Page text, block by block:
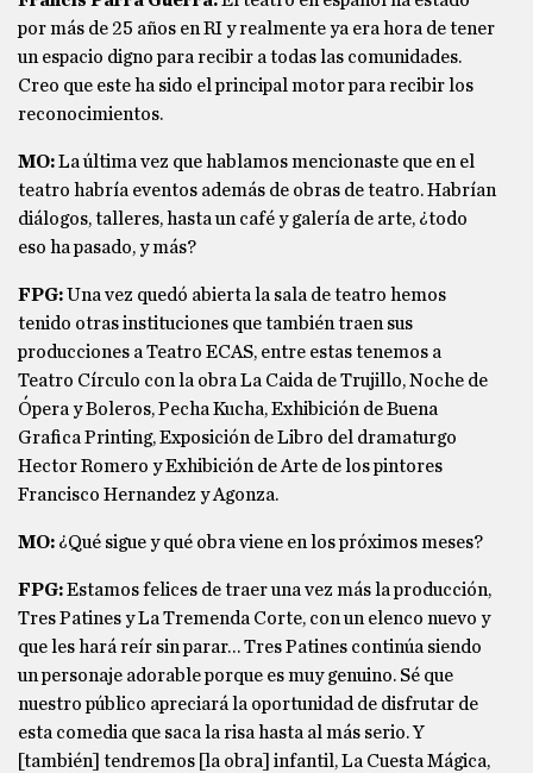
por más de 25 años en RI y realmente ya era hora de tener
un espacio digno para recibir a todas las comunidades.
Creo que este ha sido el principal motor para recibir los
reconocimientos.
MO:La última vez que hablamos mencionaste que en el
teatro habría eventos además de obras de teatro. Habrían
diálogos, talleres, hasta un café y galería de arte, ¿todo
eso ha pasado, y más?
FPG:Una vez quedó abierta la sala de teatro hemos
tenido otras instituciones que también traen sus
producciones a Teatro ECAS, entre estas tenemos a
Teatro Círculo con la obra La Caida de Trujillo, Noche de
Ópera y Boleros, Pecha Kucha, Exhibición de Buena
Grafica Printing, Exposición de Libro del dramaturgo
Hector Romero y Exhibición de Arte de los pintores
Francisco Hernandez y Agonza.
MO: ¿Qué sigue y qué obra viene en los próximos meses?
FPG:Estamos felices de traer una vez más la producción,
Tres Patines y La Tremenda Corte, con un elenco nuevo y
que les hará reír sin parar… Tres Patines continúa siendo
un personaje adorable porque es muy genuino. Sé que
nuestro público apreciará la oportunidad de disfrutar de
esta comedia que saca la risa hasta al más serio. Y
[también] tendremos [la obra] infantil, La Cuesta Mágica,